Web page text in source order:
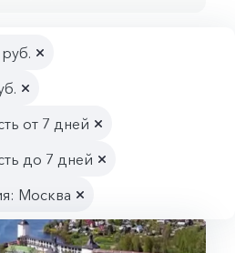
от 7 дней
до 7 дней
Москва